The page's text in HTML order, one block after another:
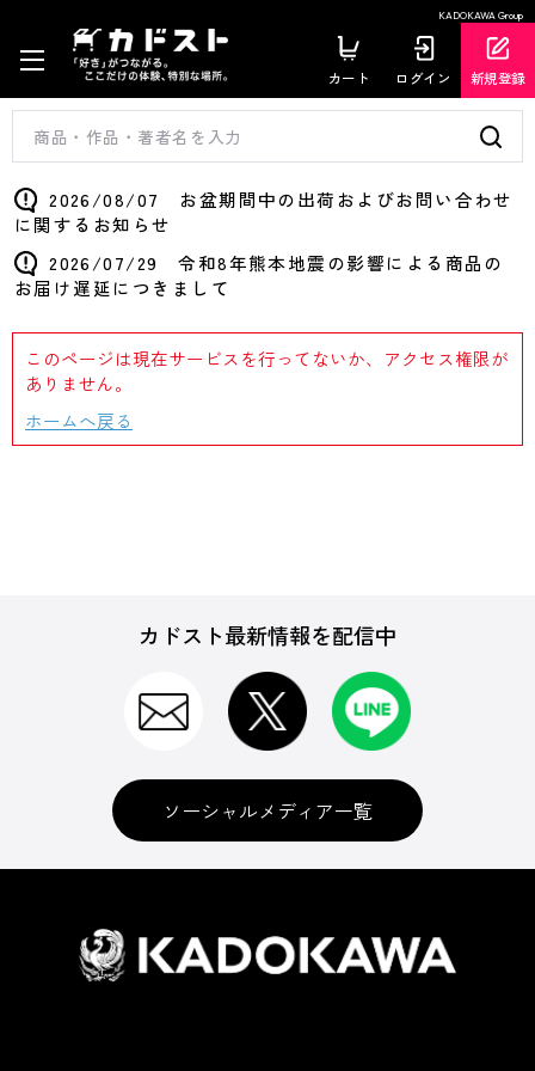
KADOKAWA Group
カート ログイン 新規登録
2026/08/07 お盆期間中の出荷およびお問い合わせ
に関するお知らせ
2026/07/29 令和8年熊本地震の影響による商品の
お届け遅延につきまして
このページは現在サービスを行ってないか、アクセス権限が
ありません。
ホームへ戻る
カドスト最新情報を配信中
ソーシャルメディア一覧